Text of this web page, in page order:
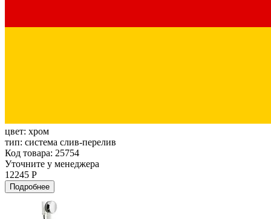
цвет: хром
тип: система слив-перелив
Код товара: 25754
Уточните у менеджера
12245 Р
Подробнее